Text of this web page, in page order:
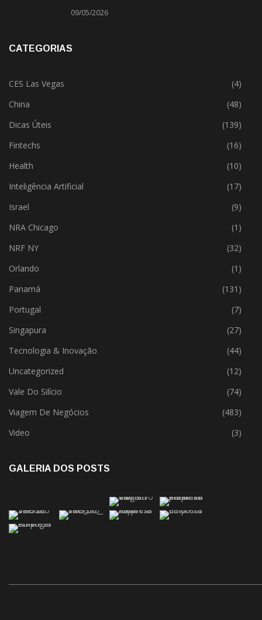
09/05/2026
CATEGORIAS
CES Las Vegas
(4)
China
(48)
Dicas Úteis
(139)
Fintechs
(16)
Health
(10)
Inteligência Artificial
(17)
Israel
(9)
NRA Chicago
(1)
NRF NY
(32)
Orlando
(1)
Panamá
(131)
Portugal
(7)
Singapura
(27)
Tecnologia & Inovação
(44)
Uncategorized
(12)
Vale Do Silício
(74)
Viagem De Negócios
(483)
Video
(3)
GALERIA DOS POSTS